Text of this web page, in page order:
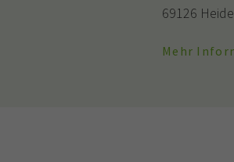
69126
Mehr